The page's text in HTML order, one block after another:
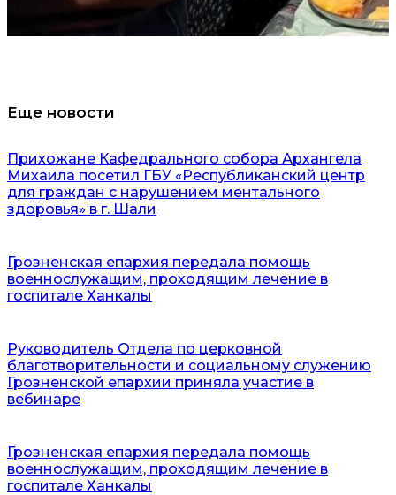
Еще новости
Прихожане Кафедрального собора Архангела
Михаила посетил ГБУ «Республиканский центр
для граждан с нарушением ментального
здоровья» в г. Шали
Грозненская епархия передала помощь
военнослужащим, проходящим лечение в
госпитале Ханкалы
Руководитель Отдела по церковной
благотворительности и социальному служению
Грозненской епархии приняла участие в
вебинаре
Грозненская епархия передала помощь
военнослужащим, проходящим лечение в
госпитале Ханкалы